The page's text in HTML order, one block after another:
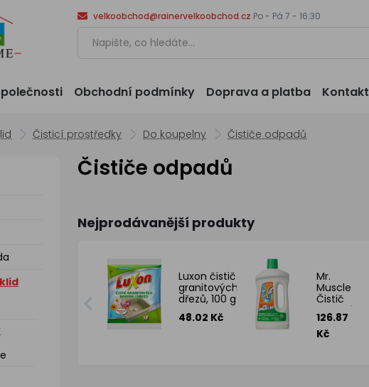
velkoobchod@rainervelkoobchod.cz Po - Pá 7 - 16:30
Obchodní podmínky Doprava a platba Kontakt
Čisticí prostředky Do koupelny Čističe odpadů
Čističe odpadů
Nejprodávanější produkty
Luxon čistič
granitových
dřezů, 100 g
48.02 Kč
Mr.
Muscle
Čistič
odpadů,
750 ml
126.87
Kč